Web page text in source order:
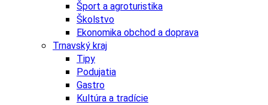
Šport a agroturistika
Školstvo
Ekonomika obchod a doprava
Trnavský kraj
Tipy
Podujatia
Gastro
Kultúra a tradície